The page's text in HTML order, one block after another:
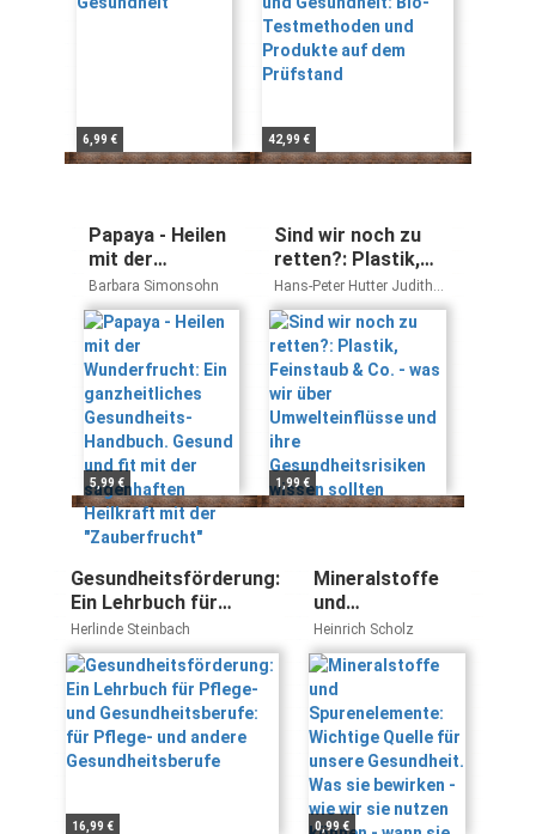
6,99 € 42,99 €
Papaya - Heilen
mit der
Wunderfrucht:
Ein
ganzheitliches
Gesundheits-
Handbuch.
Gesund und fit
mit der
sagenhaften
Heilkraft mit der
"Zauberfrucht"
Barbara Simonsohn
5,99 €
Sind wir noch zu
retten?: Plastik,
Feinstaub & Co. -
was wir über
Umwelteinflüsse
und ihre
Gesundheitsrisiken
wissen sollten
Hans-Peter Hutter Judith
Langasch
1,99 €
Gesundheitsförderung:
Ein Lehrbuch für
Pflege- und
Gesundheitsberufe: für
Pflege- und andere
Gesundheitsberufe
Herlinde Steinbach
16,99 €
Mineralstoffe
und
Spurenelemente:
Wichtige Quelle
für unsere
Gesundheit. Was
sie bewirken -
wie wir sie
nutzen können -
wann sie
schaden
Heinrich Scholz
0,99 €